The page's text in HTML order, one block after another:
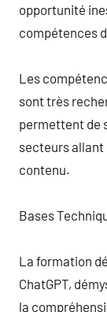
opportunité
compétences
Les
sont très
permettent de
secteurs allant
contenu.
Bases
La formation
ChatGPT,
la